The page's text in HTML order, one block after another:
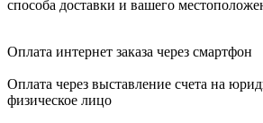
способа доставки и вашего
Оплата интернет заказа через смартфон
Оплата через выставление счета на
физическое лицо